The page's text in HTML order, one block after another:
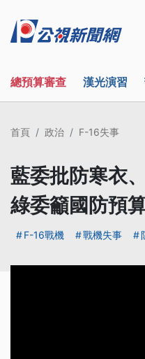
總預算審查 漢光演習
首頁 政治 F-16失事
藍委批防寒衣
綠委籲國防預
F-16戰機 戰機失事